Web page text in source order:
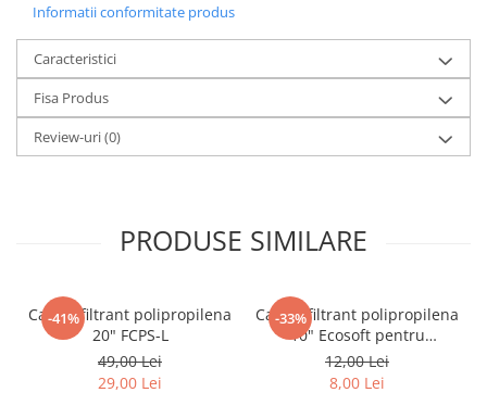
Carcase de schimb
Chei strangere
Cleme si suporti
Conectori si fitinguri
Componente filtre
Testere si Masurare
Surse alimentare
Rezervoare
CONȚINUTUL SISTEMULUI ȘI SPECIFICAȚIILE
Dimensiuni : 10” x 4 1/2” (25 cm x 11,5 cm)
Perioada inlocuire : 3 - 6 luni
Medii de cartuș: GAC Coconut shell și KDF® media *
Presiunea de lucru a cartușului: 6 bari (90 psi)
Intervalul temperaturii sistemului de apă: 2 - 23 ° C (35 - 73,4 ° F)
Informatii conformitate produs
Caracteristici
Fisa Produs
Review-uri(0)
PRODUSE SIMILARE
-41%
Cartus filtrant polipropilena
20" FCPS-L
49,00 Lei
29,00 Lei
-33%
Cartus filtrant polipropilena
10" Ecosoft pentru
eliminarea sedimentelor
12,00 Lei
8,00 Lei